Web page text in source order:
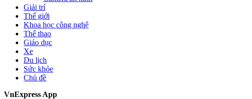
Giải trí
Thế giới
Khoa học công nghệ
Thể thao
Giáo dục
Xe
Du lịch
Sức khỏe
Chủ đề
VnExpress App